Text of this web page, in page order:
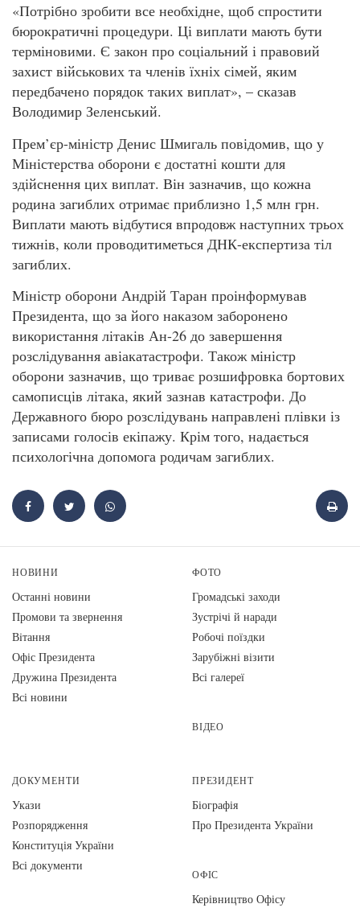
«Потрібно зробити все необхідне, щоб спростити
бюрократичні процедури. Ці виплати мають бути
терміновими. Є закон про соціальний і правовий
захист військових та членів їхніх сімей, яким
передбачено порядок таких виплат», – сказав
Володимир Зеленський.
Прем’єр-міністр Денис Шмигаль повідомив, що у
Міністерства оборони є достатні кошти для
здійснення цих виплат. Він зазначив, що кожна
родина загиблих отримає приблизно 1,5 млн грн.
Виплати мають відбутися впродовж наступних трьох
тижнів, коли проводитиметься ДНК-експертиза тіл
загиблих.
Міністр оборони Андрій Таран проінформував
Президента, що за його наказом заборонено
використання літаків Ан-26 до завершення
розслідування авіакатастрофи. Також міністр
оборони зазначив, що триває розшифровка бортових
самописців літака, який зазнав катастрофи. До
Державного бюро розслідувань направлені плівки із
записами голосів екіпажу. Крім того, надається
психологічна допомога родичам загиблих.
НОВИНИ
Останні новини
Промови та звернення
Вiтання
Офіс Президента
Дружина Президента
Всі новини
ФОТО
Громадські заходи
Зустрічі й наради
Робочі поїздки
Зарубіжні візити
Всі галереї
ВІДЕО
ДОКУМЕНТИ
Укази
Розпорядження
Конституція України
Всі документи
ПРЕЗИДЕНТ
Біографія
Про Президента України
ОФІС
Керівництво Офісу